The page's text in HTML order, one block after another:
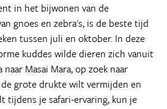
in het bijwonen van de
gnoes en zebra's, is de beste tijd
tussen juli en oktober. In deze
kuddes wilde dieren zich vanuit
Masai Mara, op zoek naar
grote drukte wilt vermijden en
tijdens je safari-ervaring, kun je